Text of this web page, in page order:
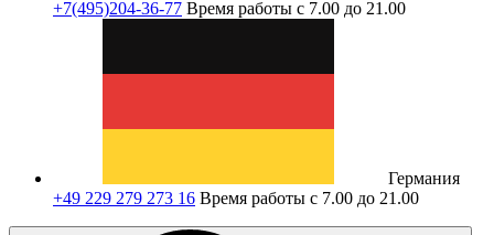
+7(495)204-36-77 Время работы с 7.00 до 21.00
Германия
+49 229 279 273 16 Время работы с 7.00 до 21.00